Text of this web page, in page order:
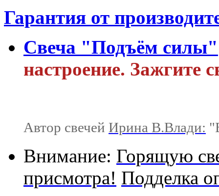
Гарантия от
Свеча "Подъём силы"
настроение. Зажгите
Автор свечей Ирина В.Влади:
Внимание: Горящую
присмотра! Подделка